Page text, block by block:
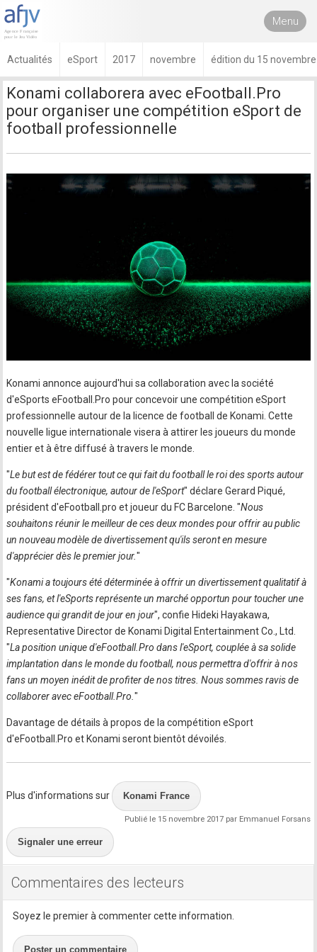
Menu
Actualités eSport 2017 novembre édition du 15
Konami collaborera avec eFootball.Pro
pour organiser une compétition eSport de
football professionnelle
Konami annonce aujourd'hui sa collaboration avec la société
d'eSports eFootball.Pro pour concevoir une compétition eSport
professionnelle autour de la licence de football de Konami. Cette
nouvelle ligue internationale visera à attirer les joueurs du monde
entier et à être diffusé à travers le monde.
"Le but est de fédérer tout ce qui fait du football le roi des sports autour
du football électronique, autour de l'eSport" déclare Gerard Piqué,
président d'eFootball.pro et joueur du FC Barcelone. "Nous
souhaitons réunir le meilleur de ces deux mondes pour offrir au public
un nouveau modèle de divertissement qu'ils seront en mesure
d'apprécier dès le premier jour."
"Konami a toujours été déterminée à offrir un divertissement qualitatif à
ses fans, et l'eSports représente un marché opportun pour toucher une
audience qui grandit de jour en jour", confie Hideki Hayakawa,
Representative Director de Konami Digital Entertainment Co., Ltd.
"La position unique d'eFootball.Pro dans l'eSport, couplée à sa solide
implantation dans le monde du football, nous permettra d'offrir à nos
fans un moyen inédit de profiter de nos titres. Nous sommes ravis de
collaborer avec eFootball.Pro."
Davantage de détails à propos de la compétition eSport
d'eFootball.Pro et Konami seront bientôt dévoilés.
Plus d'informations sur Konami France
Publié le 15 novembre 2017 par Emmanuel Forsans
Signaler une erreur
Commentaires des lecteurs
Soyez le premier à commenter cette information.
Poster un commentaire